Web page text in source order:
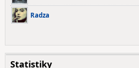
Radza
Statistiky